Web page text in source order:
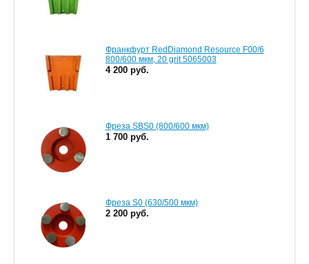
Франкфурт RedDiamond Resource F00/6
800/600 мкм, 20 grit 5065003
4 200 руб.
Фреза SBS0 (800/600 мкм)
1 700 руб.
Фреза S0 (630/500 мкм)
2 200 руб.